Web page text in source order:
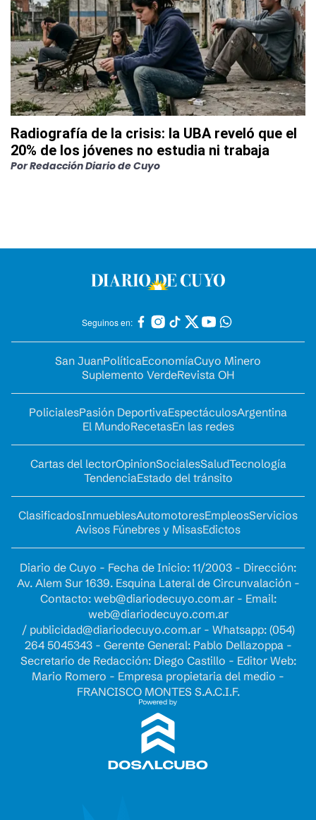
Radiografía de la crisis: la UBA reveló que el
20% de los jóvenes no estudia ni trabaja
PorRedacción Diario de Cuyo
Seguinos en:
San JuanPolíticaEconomíaCuyo Minero
Suplemento VerdeRevista OH
PolicialesPasión DeportivaEspectáculosArgentina
El MundoRecetasEn las redes
Cartas del lectorOpinionSocialesSaludTecnología
TendenciaEstado del tránsito
ClasificadosInmueblesAutomotoresEmpleosServicios
Avisos Fúnebres y MisasEdictos
Diario de Cuyo - Fecha de Inicio: 11/2003 - Dirección:
Av. Alem Sur 1639. Esquina Lateral de Circunvalación -
Contacto: web@diariodecuyo.com.ar- Email:
web@diariodecuyo.com.ar
/ publicidad@diariodecuyo.com.ar- Whatsapp: (054)
264 5045343 - Gerente General: Pablo Dellazoppa -
Secretario de Redacción: Diego Castillo - Editor Web:
Mario Romero - Empresa propietaria del medio -
FRANCISCO MONTES S.A.C.I.F.